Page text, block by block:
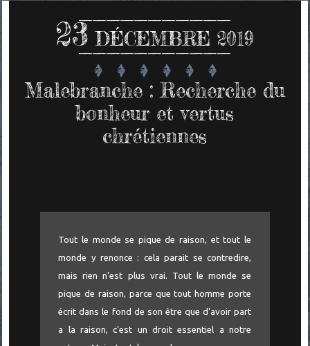
23 DÉCEMBRE 2019
Malebranche : Recherche du
bonheur et vertus
chrétiennes
Tout le monde se pique de raison, et tout le
monde y renonce : cela parait se contredire,
mais rien n'est plus vrai. Tout le monde se
pique de raison, parce que tout homme porte
écrit dans le fond de son être que d'avoir part
a la raison, c'est un droit essentiel a notre